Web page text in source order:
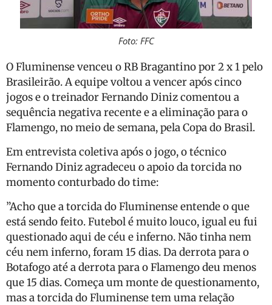
Foto: FFC
O Fluminense venceu o RB Bragantino por 2 x 1 pelo
Brasileirão. A equipe voltou a vencer após cinco
jogos e o treinador Fernando Diniz comentou a
sequência negativa recente e a eliminação para o
Flamengo, no meio de semana, pela Copa do Brasil.
Em entrevista coletiva após o jogo, o técnico
Fernando Diniz agradeceu o apoio da torcida no
momento conturbado do time:
”Acho que a torcida do Fluminense entende o que
está sendo feito. Futebol é muito louco, igual eu fui
questionado aqui de céu e inferno. Não tinha nem
céu nem inferno, foram 15 dias. Da derrota para o
Botafogo até a derrota para o Flamengo deu menos
que 15 dias. Começa um monte de questionamento,
mas a torcida do Fluminense tem uma relação